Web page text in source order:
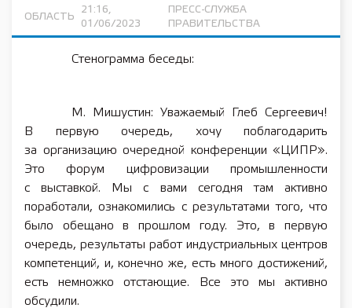
ОБЛАСТЬ
21:16,
01/06/2023
ПРЕСС-СЛУЖБА
ПРАВИТЕЛЬСТВА
Стенограмма беседы:
М. Мишустин: Уважаемый Глеб Сергеевич!
В первую очередь, хочу поблагодарить
за организацию очередной конференции «ЦИПР».
Это форум цифровизации промышленности
с выставкой. Мы с вами сегодня там активно
поработали, ознакомились с результатами того, что
было обещано в прошлом году. Это, в первую
очередь, результаты работ индустриальных центров
компетенций, и, конечно же, есть много достижений,
есть немножко отстающие. Все это мы активно
обсудили.